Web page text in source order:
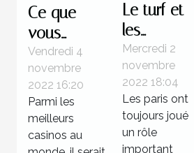
Ce que
vous
devez
savoir sur
Boomerang
casino
Vendredi 4
novembre
2022 16:20
Parmi les
meilleurs
casinos au
Le turf et
les
courses
hippiques
Mercredi 2
novembre
2022 18:04
Les paris ont
toujours joué
un rôle
important